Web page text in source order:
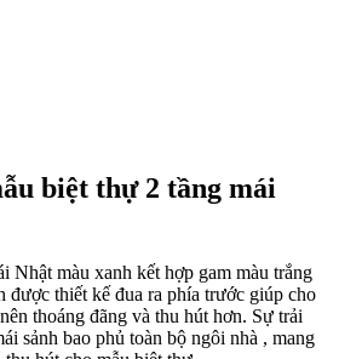
biệt thự 2 tầng mái
Nhật màu xanh kết hợp gam màu trắng
được thiết kế đua ra phía trước giúp cho
thoáng đãng và thu hút hơn. Sự trải
sảnh bao phủ toàn bộ ngôi nhà , mang